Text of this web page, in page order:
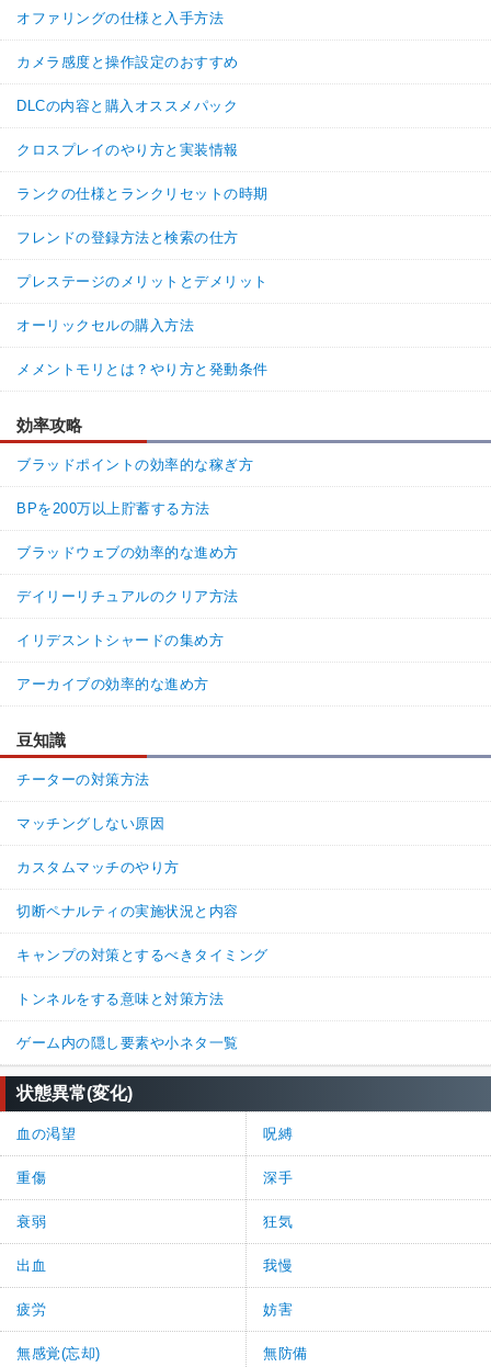
オファリングの仕様と入手方法
カメラ感度と操作設定のおすすめ
DLCの内容と購入オススメパック
クロスプレイのやり方と実装情報
ランクの仕様とランクリセットの時期
フレンドの登録方法と検索の仕方
プレステージのメリットとデメリット
オーリックセルの購入方法
メメントモリとは？やり方と発動条件
効率攻略
ブラッドポイントの効率的な稼ぎ方
BPを200万以上貯蓄する方法
ブラッドウェブの効率的な進め方
デイリーリチュアルのクリア方法
イリデスントシャードの集め方
アーカイブの効率的な進め方
豆知識
チーターの対策方法
マッチングしない原因
カスタムマッチのやり方
切断ペナルティの実施状況と内容
キャンプの対策とするべきタイミング
トンネルをする意味と対策方法
ゲーム内の隠し要素や小ネタ一覧
状態異常(変化)
血の渇望 呪縛
重傷 深手
衰弱 狂気
出血 我慢
疲労 妨害
無感覚(忘却) 無防備